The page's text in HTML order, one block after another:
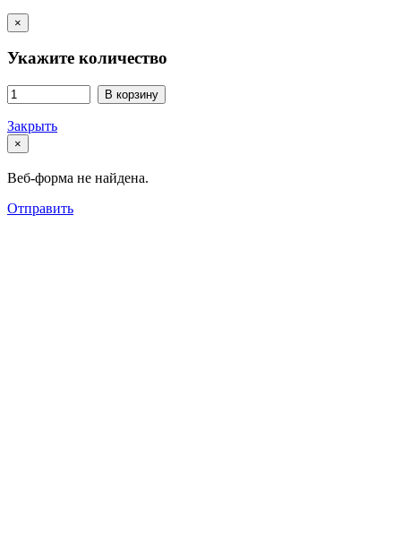
×
Укажите количество
В корзину
Закрыть
×
Веб-форма не найдена.
Отправить